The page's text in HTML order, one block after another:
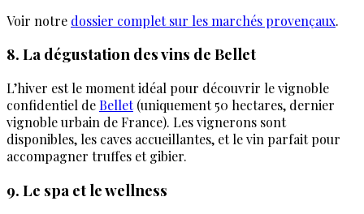
Voir notre dossier complet sur les marchés provençaux.
8. La dégustation des vins de Bellet
L’hiver est le moment idéal pour découvrir le vignoble
confidentiel deBellet(uniquement 50 hectares, dernier
vignoble urbain de France). Les vignerons sont
disponibles, les caves accueillantes, et le vin parfait pour
accompagner truffes et gibier.
9. Le spa et le wellness